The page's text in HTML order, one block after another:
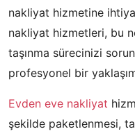
nakliyat hizmetine
nakliyat hizmetleri, bu
taşınma sürecinizi
profesyonel bir
Evden eve nakliyat
şekilde paketlenmesi,